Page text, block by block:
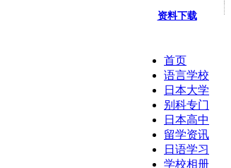
资料下载
首页
语言学校
日本大学
别科专门
日本高中
留学资讯
日语学习
学校相册